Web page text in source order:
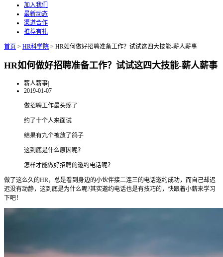
加入我们
最新动态
渠道合作
推荐有礼
首页 > HR科学院 > HR如何做好招聘准备工作？试试这四大技能-薪人薪事
HR如何做好招聘准备工作？试试这四大技能-薪人薪事
薪人薪事|
2019-01-07
做招聘工作最头疼了
约了十个人来面试
结果有九个被放了鸽子
这到底是什么原因呢？
怎样才能做好招聘的邀约电话呢？
做了这么久的HR，总是看到身边的小伙伴接二连三的电话邀约成功，而自己却迟
迟没有动静，这到底是为什么呢?其实邀约电话也是有技巧的，快跟着小薪来学习
下吧！